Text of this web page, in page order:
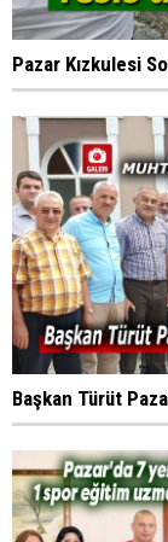
Pazar Kızkulesi
Başkan Türüt